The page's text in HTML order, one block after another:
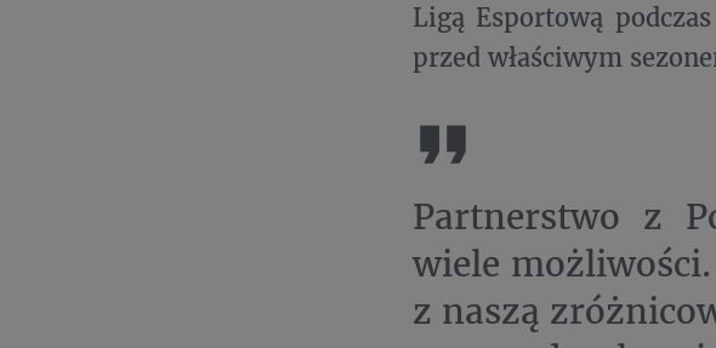
Ligą Esportową
przed właściwym
Partnerstwo z
wiele
z naszą